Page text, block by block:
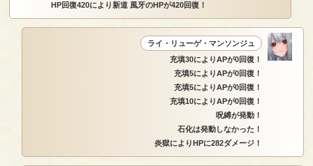
HP回復420により新道 風牙のHPが420回復！
ライ・リューゲ・マンソンジュ
充填30によりAPが0回復！
充填5によりAPが0回復！
充填5によりAPが0回復！
充填10によりAPが0回復！
呪縛が発動！
石化は発動しなかった！
炎獄によりHPに282ダメージ！